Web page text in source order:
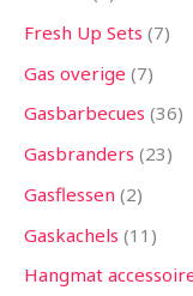
Fresh Up Sets 7
Gas overige 7
Gasbarbecues 36
Gasbranders 23
Gasflessen 2
Gaskachels 11
Hangmat